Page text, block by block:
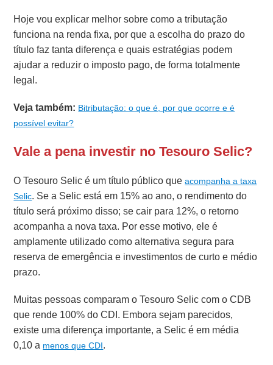
Hoje vou explicar melhor sobre como a tributação
funciona na renda fixa, por que a escolha do prazo do
título faz tanta diferença e quais estratégias podem
ajudar a reduzir o imposto pago, de forma totalmente
legal.
Veja também: Bitributação: o que é, por que ocorre e é
possível evitar?
Vale a pena investir no Tesouro Selic?
O Tesouro Selic é um título público queacompanha a taxa
Selic. Se a Selic está em 15% ao ano, o rendimento do
título será próximo disso; se cair para 12%, o retorno
acompanha a nova taxa. Por esse motivo, ele é
amplamente utilizado como alternativa segura para
reserva de emergência e investimentos de curto e médio
prazo.
Muitas pessoas comparam o Tesouro Selic com o CDB
que rende 100% do CDI. Embora sejam parecidos,
existe uma diferença importante, a Selic é em média
0,10 a menos que CDI.